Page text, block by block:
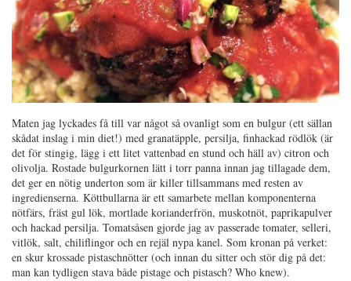
Maten jag lyckades få till var något så ovanligt som en bulgur (ett sällan
skådat inslag i min diet!) med granatäpple, persilja, finhackad rödlök (är
det för stingig, lägg i ett litet vattenbad en stund och häll av) citron och
olivolja. Rostade bulgurkornen lätt i torr panna innan jag tillagade dem,
det ger en nötig underton som är killer tillsammans med resten av
ingredienserna. Köttbullarna är ett samarbete mellan komponenterna
nötfärs, fräst gul lök, mortlade korianderfrön, muskotnöt, paprikapulver
och hackad persilja. Tomatsåsen gjorde jag av passerade tomater, selleri,
vitlök, salt, chiliflingor och en rejäl nypa kanel. Som kronan på verket:
en skur krossade pistaschnötter (och innan du sitter och stör dig på det:
man kan tydligen stava både pistage och pistasch? Who knew).